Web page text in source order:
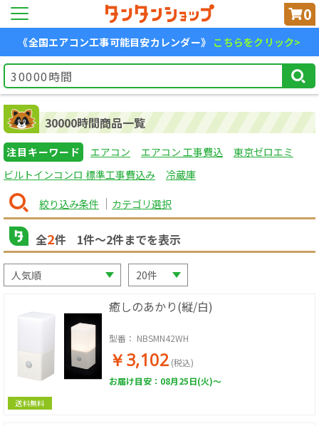
0
《全国エアコン工事可能目安カレンダー》 こちらをクリック>
30000時間商品一覧
注目キーワード エアコン エアコン 工事費込
東京ゼロエミ
ビルトインコンロ 標準工事費込み
冷蔵庫
絞り込み条件 カテゴリ選択
全2件 1件〜2件までを表示
送料無料
癒しのあかり(縦/白)
型番： NBSMN42WH
￥3,102 (税込)
お届け目安：08月25日(火)～